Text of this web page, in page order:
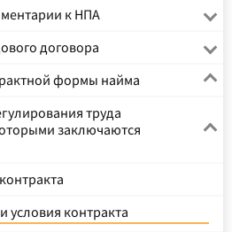
к НПА
договора
формы найма
труда
заключаются
условия контракта